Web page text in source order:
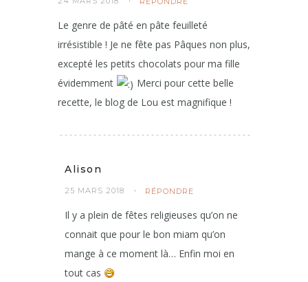
Le genre de pâté en pâte feuilleté
irrésistible ! Je ne fête pas Pâques non plus,
excepté les petits chocolats pour ma fille
évidemment
Merci pour cette belle
recette, le blog de Lou est magnifique !
Alison
25 MARS 2018 RÉPONDRE
Il y a plein de fêtes religieuses qu’on ne
connait que pour le bon miam qu’on
mange à ce moment là… Enfin moi en
tout cas